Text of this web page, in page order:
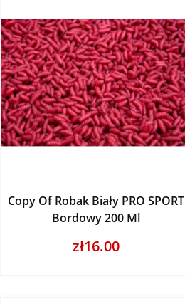
Copy Of Robak Biały PRO SPORT
Bordowy 200 Ml
zł16.00